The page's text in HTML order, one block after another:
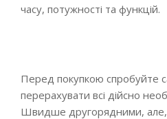
часу, потужності та функцій.
Перед покупкою спробуйте
перерахувати всі дійсно
Швидше другорядними, але,